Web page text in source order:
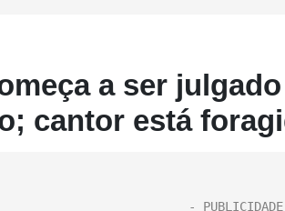
a ser
cantor está